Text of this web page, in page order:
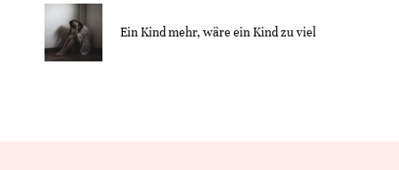
Ein Kind mehr, wäre ein Kind zu viel